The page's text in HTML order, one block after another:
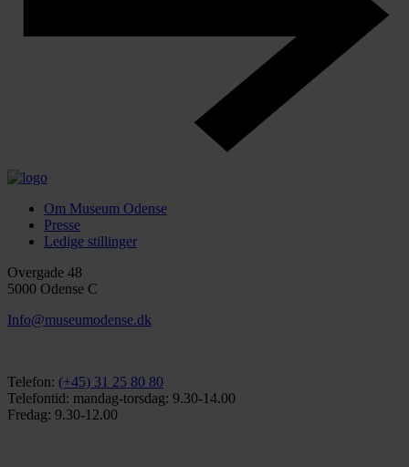
Om Museum Odense
Presse
Ledige stillinger
Overgade 48
5000 Odense C
Info@museumodense.dk
Telefon: (+45) 31 25 80 80
Telefontid: mandag-torsdag: 9.30-14.00
Fredag: 9.30-12.00